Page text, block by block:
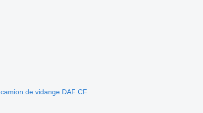
camion de vidange DAF CF